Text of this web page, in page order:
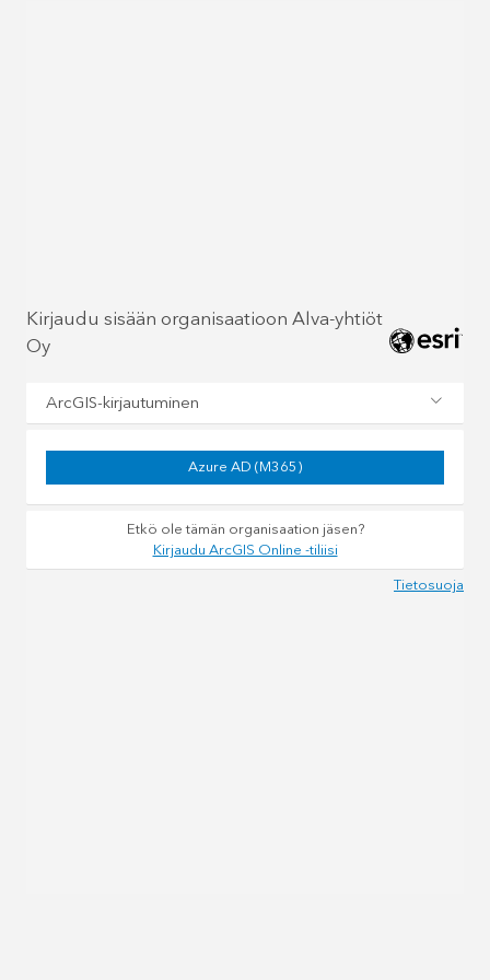
Kirjaudu sisään organisaatioon Alva-yhtiöt
Oy
ArcGIS-kirjautuminen
Azure AD (M365)
Etkö ole tämän organisaation jäsen?
Kirjaudu ArcGIS Online -tiliisi
Tietosuoja